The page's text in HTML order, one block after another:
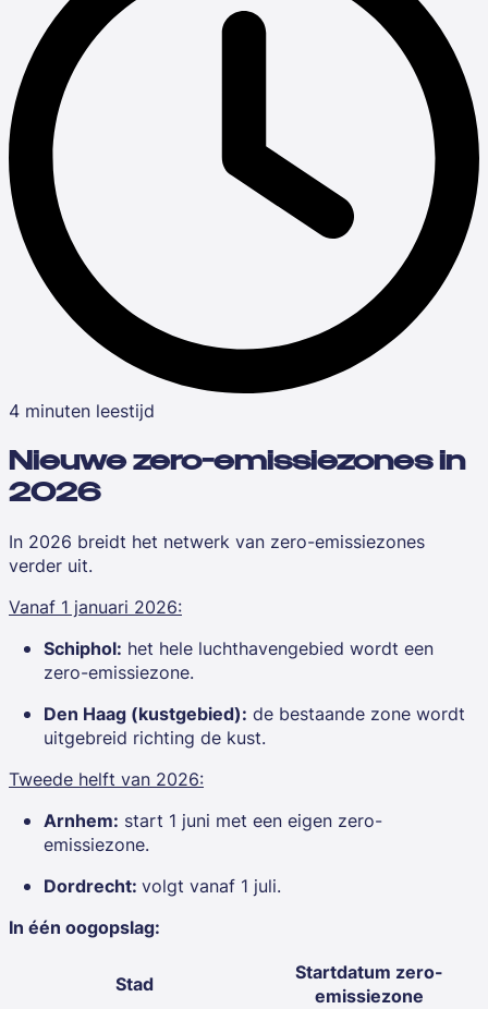
4 minuten leestijd
Nieuwe zero-emissiezones in
2026
In 2026 breidt het netwerk van zero-emissiezones
verder uit.
Vanaf 1 januari 2026:
Schiphol: het hele luchthavengebied wordt een
zero-emissiezone.
Den Haag (kustgebied): de bestaande zone wordt
uitgebreid richting de kust.
Tweede helft van 2026:
Arnhem: start 1 juni met een eigen zero-
emissiezone.
Dordrecht: volgt vanaf 1 juli.
In één oogopslag:
Stad
Startdatum zero-
emissiezone